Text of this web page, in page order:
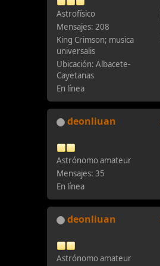
Astrofísico
Mensajes: 208
King Crimson; musica
universalis
Ubicación: Albacete-
Cayetanas
En línea
deonliuan
Astrónomo amateur
Mensajes: 35
En línea
deonliuan
Astrónomo amateur